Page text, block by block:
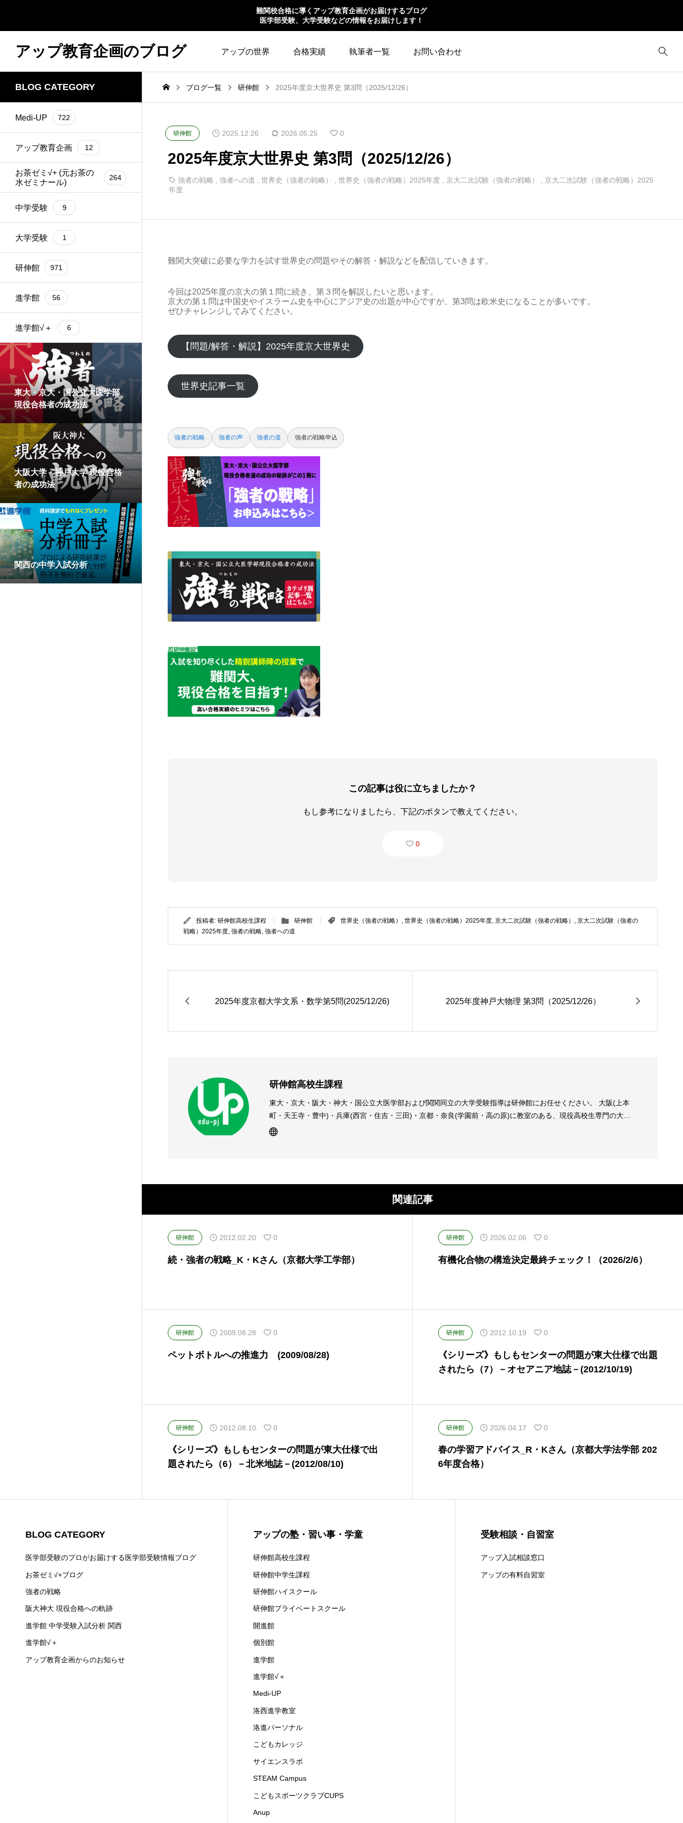
難関校合格に導くアップ教育企画がお届けするブログ
医学部受験、大学受験などの情報をお届けします！
アップ教育企画のブログ アップの世界 合格実績 執筆者一覧 お問い合わせ
BLOG CATEGORY
Medi-UP 722
アップ教育企画 12
お茶ゼミ√+ (元お茶の
水ゼミナール)
264
中学受験 9
大学受験 1
研伸館 971
進学館 56
進学館√＋ 6
東大・京大・国公立大医学部
現役合格者の成功法
大阪大学・神戸大学 現役合格
者の成功法
関西の中学入試分析
ブログ一覧 研伸館 2025年度京大世界史 第3問（2025/12/26）
研伸館 2025.12.26 2026.05.25 0
2025年度京大世界史 第3問（2025/12/26）
強者の戦略 強者への道 世界史（強者の戦略） 世界史（強者の戦略）2025年度 京大二次試験（強者の戦略）
京大二次試験（強者の戦略）2025
年度
難関大突破に必要な学力を試す世界史の問題やその解答・解説などを配信していきます。
今回は2025年度の京大の第１問に続き、第３問を解説したいと思います。
京大の第１問は中国史やイスラーム史を中心にアジア史の出題が中心ですが、第3問は欧米史になることが多いです。
ぜひチャレンジしてみてください。
【問題/解答・解説】2025年度京大世界史
世界史記事一覧
強者の戦略 強者の声 強者の道 強者の戦略申込
この記事は役に立ちましたか？
もし参考になりましたら、下記のボタンで教えてください。
0
投稿者: 研伸館高校生課程 研伸館 世界史（強者の戦略） , 世界史（強者の戦略）2025年度, 京大二次試験（強者の戦略） , 京大二次試験（強者の
戦略）2025年度, 強者の戦略, 強者への道
2025年度京都大学文系・数学第5問(2025/12/26) 2025年度神戸大物理 第3問（2025/12/26）
研伸館高校生課程
東大・京大・阪大・神大・国公立大医学部および関関同立の大学受験指導は研伸館にお任せください。 大阪(上本
町・天王寺・豊中)・兵庫(西宮・住吉・三田)・京都・奈良(学園前・高の原)に教室のある、現役高校生専門の大学
受験予備校・進学塾です。
関連記事
研伸館 2012.02.20 0
続・強者の戦略_K・Kさん（京都大学工学部）
研伸館 2026.02.06 0
有機化合物の構造決定最終チェック！（2026/2/6）
研伸館 2009.08.28 0
ペットボトルへの推進力 (2009/08/28)
研伸館 2012.10.19 0
《シリーズ》もしもセンターの問題が東大仕様で出題
されたら（7）－オセアニア地誌－(2012/10/19)
研伸館 2012.08.10 0
《シリーズ》もしもセンターの問題が東大仕様で出
題されたら（6）－北米地誌－(2012/08/10)
研伸館 2026.04.17 0
春の学習アドバイス_R・Kさん（京都大学法学部 202
6年度合格）
BLOG CATEGORY
医学部受験のプロがお届けする医学部受験情報ブログ
お茶ゼミ√+ブログ
強者の戦略
阪大神大 現役合格への軌跡
進学館 中学受験入試分析 関西
進学館√＋
アップ教育企画からのお知らせ
アップの塾・習い事・学童
研伸館高校生課程
研伸館中学生課程
研伸館ハイスクール
研伸館プライベートスクール
開進館
個別館
進学館
進学館√＋
Medi-UP
洛西進学教室
洛進パーソナル
こどもカレッジ
サイエンスラボ
STEAM Campus
こどもスポーツクラブCUPS
Anup
受験相談・自習室
アップ入試相談窓口
アップの有料自習室